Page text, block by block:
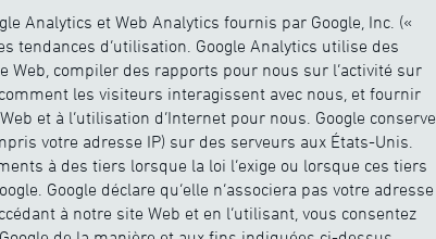
Analytics et Web Analytics fournis par Google, Inc. («
tendances d’utilisation. Google Analytics utilise des
compiler des rapports pour nous sur l’activité sur
les visiteurs interagissent avec nous, et fournir
et à l’utilisation d’Internet pour nous. Google conserve
votre adresse IP) sur des serveurs aux États-Unis.
à des tiers lorsque la loi l’exige ou lorsque ces tiers
Google déclare qu’elle n’associera pas votre adresse
à notre site Web et en l’utilisant, vous consentez